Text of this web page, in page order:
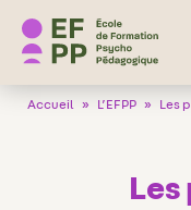
École de Formation
Accueil » L’EFPP » Les